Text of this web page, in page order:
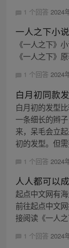
1 个回答 2024
一人之下小
《一人之下》
《一人之下》原
1 个回答 2024
白月初同款
白月初的发型
一条细长的辫
来，呆毛会立
初的发型。但
1 个回答 2024
人人都可以
起点中文网有
前往起点中文
接阅读《一人之
1 个回答 2024